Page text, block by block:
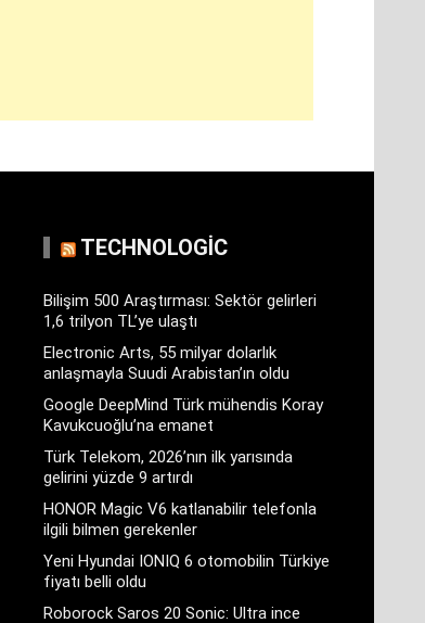
TECHNOLOGIC
Bilişim 500 Araştırması: Sektör gelirleri
1,6 trilyon TL’ye ulaştı
Electronic Arts, 55 milyar dolarlık
anlaşmayla Suudi Arabistan’ın oldu
Google DeepMind Türk mühendis Koray
Kavukcuoğlu’na emanet
Türk Telekom, 2026’nın ilk yarısında
gelirini yüzde 9 artırdı
HONOR Magic V6 katlanabilir telefonla
ilgili bilmen gerekenler
Yeni Hyundai IONIQ 6 otomobilin Türkiye
fiyatı belli oldu
Roborock Saros 20 Sonic: Ultra ince